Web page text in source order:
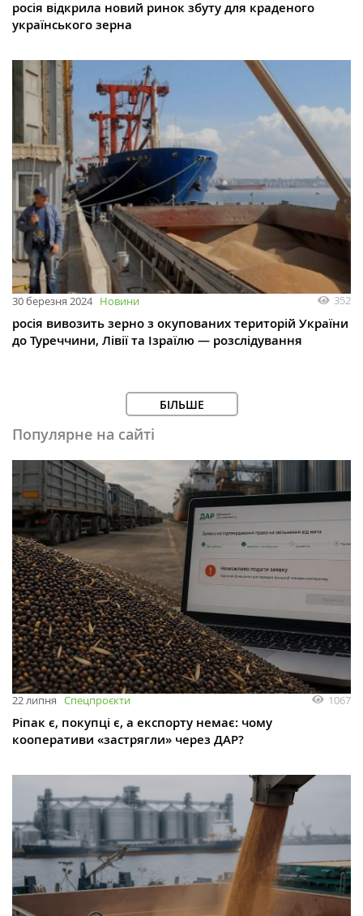
росія відкрила новий ринок збуту для краденого
українського зерна
30 березня 2024 Новини 352
росія вивозить зерно з окупованих територій України
до Туреччини, Лівії та Ізраїлю — розслідування
БІЛЬШЕ
Популярне на сайті
22 липня Спецпроєкти 1067
Ріпак є, покупці є, а експорту немає: чому
кооперативи «застрягли» через ДАР?